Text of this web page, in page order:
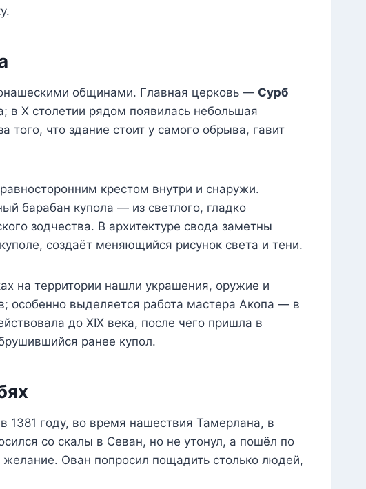
общинами. Главная церковь — Сурб
в X столетии рядом появилась небольшая
того, что здание стоит у самого обрыва, гавит
крестом внутри и снаружи.
барабан купола — из светлого, гладко
зодчества. В архитектуре свода заметны
создаёт меняющийся рисунок света и тени.
на территории нашли украшения, оружие и
особенно выделяется работа мастера Акопа — в
до XIX века, после чего пришла в
ранее купол.
1381 году, во время нашествия Тамерлана, в
со скалы в Севан, но не утонул, а пошёл по
Ован попросил пощадить столько людей,